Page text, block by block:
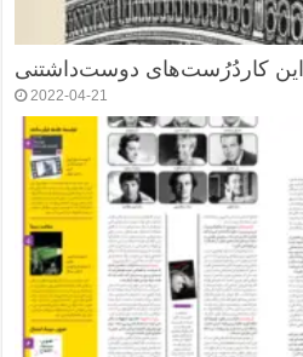
این کاردُرُست‌های دوست‌داشتنی
2022-04-21